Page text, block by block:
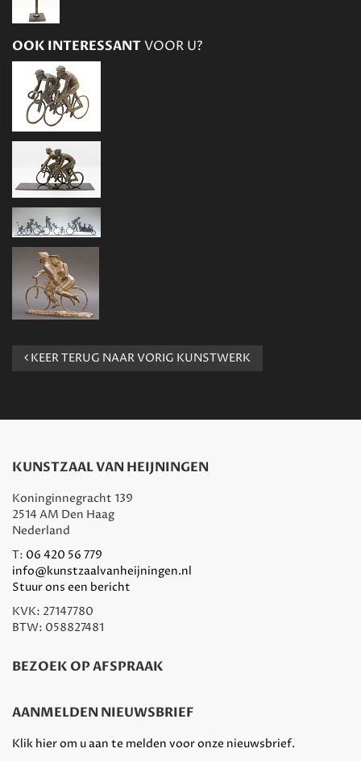
OOK INTERESSANTVOOR U?
KEER TERUG NAAR VORIG KUNSTWERK
KUNSTZAAL VAN HEIJNINGEN
Koninginnegracht 139
2514 AM Den Haag
Nederland
T: 06 420 56 779
info@kunstzaalvanheijningen.nl
Stuur ons een bericht
KVK: 27147780
BTW: 058827481
BEZOEK OP AFSPRAAK
AANMELDEN NIEUWSBRIEF
Klik hier om u aan te melden voor onze nieuwsbrief.